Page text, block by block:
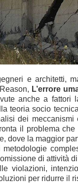
e architetti,
L’errore
anche a fattori
teoria socio
dei
il problema
dove la maggior
di attività
violazioni,
per ridurre il